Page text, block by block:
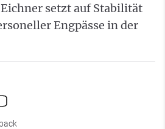
setzt auf Stabilität
Engpässe in der